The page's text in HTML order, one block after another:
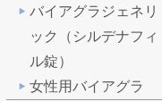
バイアグラジェネリ
ック（シルデナフィ
ル錠）
女性用バイアグラ